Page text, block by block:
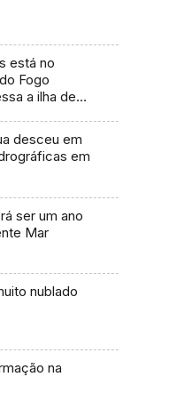
está no
Fogo
a ilha de
desceu em
em
ser um ano
Mar
nublado
na